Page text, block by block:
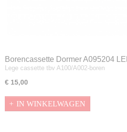
Borencassette Dormer A095204
Lege cassette tbv A100/A002-boren
€ 15,00
IN WINKELWAGEN